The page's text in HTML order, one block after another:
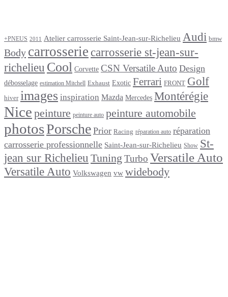
+PNEUS 2011 Atelier carrosserie Saint-Jean-sur-Richelieu Audi bmw
Body carrosserie carrosserie st-jean-sur-
richelieu Cool Corvette CSN Versatile Auto Design
débosselage estimation Mitchell Exhaust Exotic Ferrari FRONT Golf
hiver images inspiration Mazda Mercedes Montérégie
Nice peinture peinture auto peinture automobile
photosPorsche Prior Racing réparation auto réparation
carrosserie professionnelle Saint-Jean-sur-Richelieu Show St-
jean sur Richelieu Tuning Turbo Versatile Auto
Versatile Auto Volkswagen vw widebody